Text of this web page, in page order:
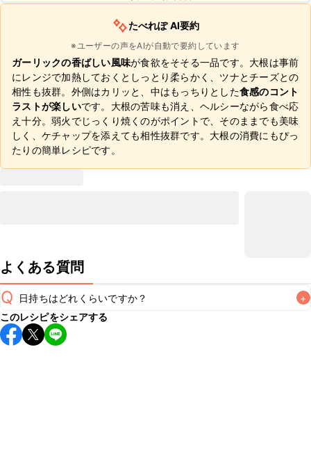
たべれぽ AI要約
※ユーザーの声をAIが自動で要約しています
ガーリックの香ばしい風味が食欲をそそる一品です。大根は事前
にレンジで加熱しておくとしっとり柔らかく、ツナとチーズとの
相性も抜群。外側はカリッと、中はもっちりとした食感のコント
ラストが楽しいです。大根の苦味も消え、ヘルシーながら食べ応
え十分。弱火でじっくり焼くのがポイントで、そのままでも美味
しく、ケチャップを添えても相性抜群です。大根の消費にもぴっ
たりの簡単レシピです。
よくある質問
Q 日持ちはどれくらいですか？ +
保存期間は冷蔵で翌日中が目安です。なるべくお早めにお召
し上がりください。
このレシピをシェアする